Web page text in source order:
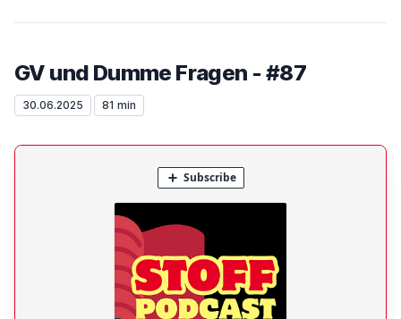
GV und Dumme Fragen - #87
30.06.2025 81 min